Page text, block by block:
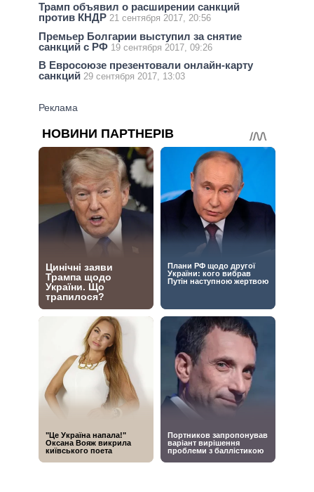
Трамп объявил о расширении санкций
против КНДР 21 сентября 2017, 20:56
Премьер Болгарии выступил за снятие
санкций с РФ 19 сентября 2017, 09:26
В Евросоюзе презентовали онлайн-карту
санкций 29 сентября 2017, 13:03